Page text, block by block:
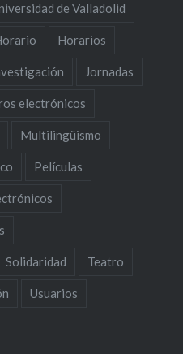
de Valladolid
Horarios
Jornadas
electrónicos
Multilingüismo
Películas
Solidaridad Teatro
Usuarios